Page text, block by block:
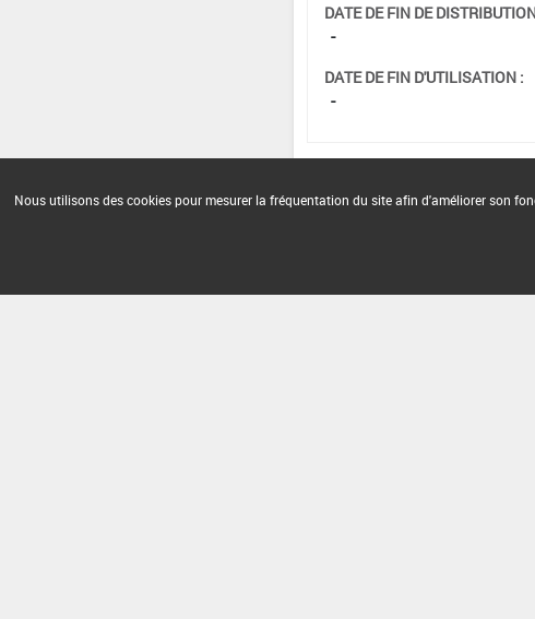
DATE DE FIN DE
-
DATE DE FIN D'UTILISATION :
-
Nous utilisons des cookies pour mesurer la fréquentation du site afin d'améliorer son